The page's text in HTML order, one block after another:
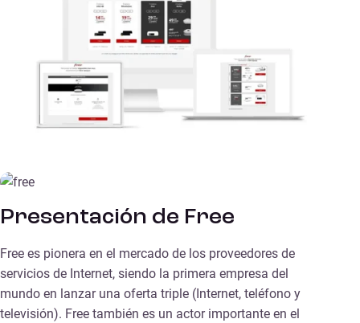
Presentación de Free
Free es pionera en el mercado de los proveedores de
servicios de Internet, siendo la primera empresa del
mundo en lanzar una oferta triple (Internet, teléfono y
televisión). Free también es un actor importante en el